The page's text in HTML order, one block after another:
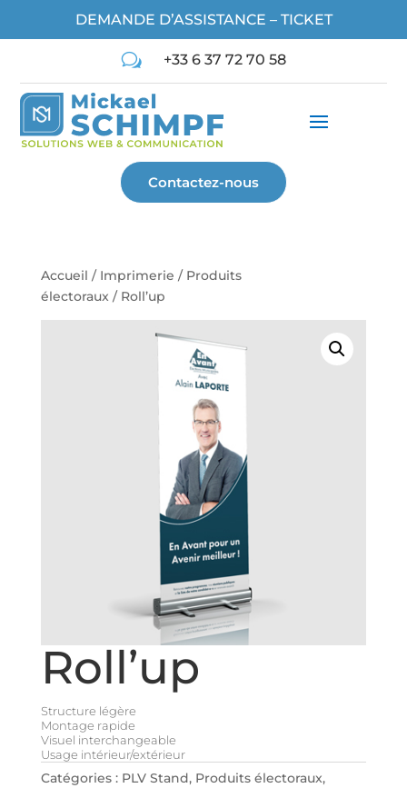
DEMANDE D’ASSISTANCE – TICKET
w +33 6 37 72 70 58
Contactez-nous
Accueil / Imprimerie / Produits
électoraux/ Roll’up
Roll’up
Structure légère
Montage rapide
Visuel interchangeable
Usage intérieur/extérieur
Catégories : PLV Stand, Produits électoraux,